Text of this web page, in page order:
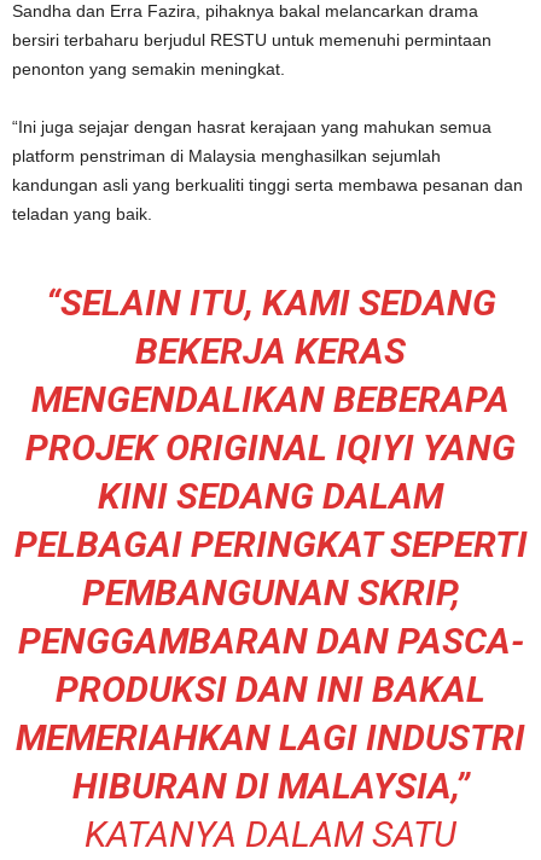
Sandha dan Erra Fazira, pihaknya bakal melancarkan drama
bersiri terbaharu berjudul RESTU untuk memenuhi permintaan
penonton yang semakin meningkat.
“Ini juga sejajar dengan hasrat kerajaan yang mahukan semua
platform penstriman di Malaysia menghasilkan sejumlah
kandungan asli yang berkualiti tinggi serta membawa pesanan dan
teladan yang baik.
“SELAIN ITU, KAMI SEDANG
BEKERJA KERAS
MENGENDALIKAN BEBERAPA
PROJEK ORIGINAL IQIYI YANG
KINI SEDANG DALAM
PELBAGAI PERINGKAT SEPERTI
PEMBANGUNAN SKRIP,
PENGGAMBARAN DAN PASCA-
PRODUKSI DAN INI BAKAL
MEMERIAHKAN LAGI INDUSTRI
HIBURAN DI MALAYSIA,”
KATANYA DALAM SATU